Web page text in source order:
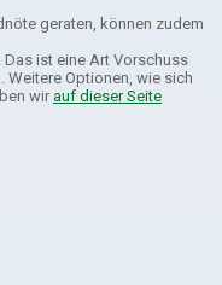
geraten, können zudem
Das ist eine Art Vorschuss
Weitere Optionen, wie sich
wir auf dieser Seite